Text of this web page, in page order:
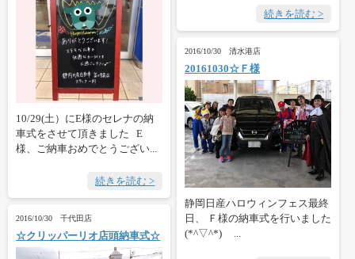
続きを読む >
10/29(土）にE様のセレナの納
車式をさせて頂きました E
様、ご納車おめでとうござい...
続きを読む >
2016/10/30 清水港店
20161030☆Ｆ様
静岡日産ハロウィンフェス最終
日、 Ｆ様の納車式を行いました
(*^▽^*) ...
2016/10/30 千代田店
☆クリッパーリオ店頭納車式☆